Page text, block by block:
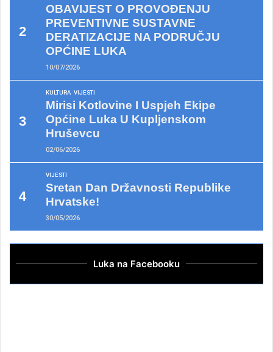
OBAVIJEST O PROVOĐENJU
PREVENTIVNE SUSTAVNE
DERATIZACIJE NA PODRUČJU
OPĆINE LUKA
10/07/2026
KULTURA VIJESTI
Mirisi Kotlovine I Uspjeh Ekipe
Općine Luka U Kupljenskom
Hruševcu
02/06/2026
VIJESTI
Sretan Dan Državnosti Republike
Hrvatske!
30/05/2026
Luka na Facebooku